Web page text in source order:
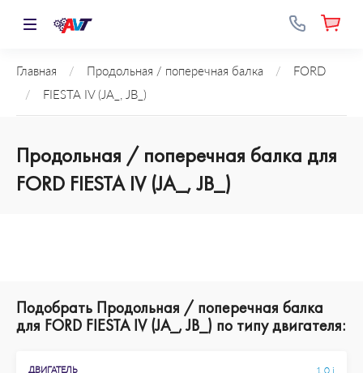
Главная / Продольная / поперечная балка /
FORD
/
FIESTA IV (JA_, JB_)
Продольная / поперечная балка для
FORD FIESTA IV (JA_, JB_)
Подобрать Продольная / поперечная балка
для FORD FIESTA IV (JA_, JB_) по типу двигателя:
ДВИГАТЕЛЬ 1.0 i